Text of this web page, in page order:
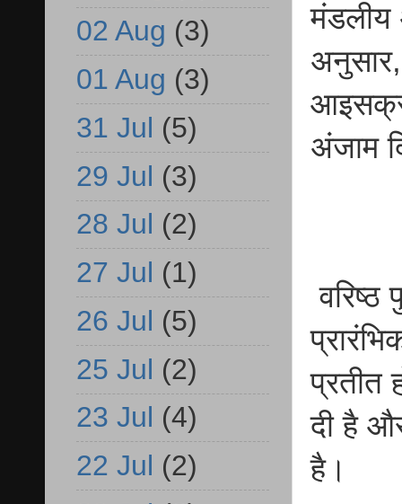
मंडलीय
अंजाम
वरिष्ठ
प्रतीत
दी है
है।
02 Aug (3)
01 Aug (3)
31 Jul (5)
29 Jul (3)
28 Jul (2)
27 Jul (1)
26 Jul (5)
25 Jul (2)
23 Jul (4)
22 Jul (2)